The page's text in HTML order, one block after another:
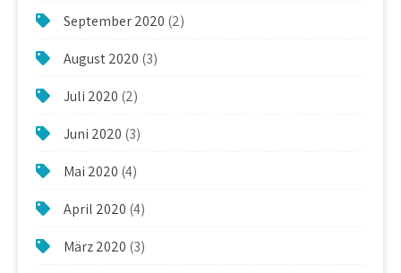
September 2020 (2)
August 2020 (3)
Juli 2020 (2)
Juni 2020 (3)
Mai 2020 (4)
April 2020 (4)
März 2020 (3)